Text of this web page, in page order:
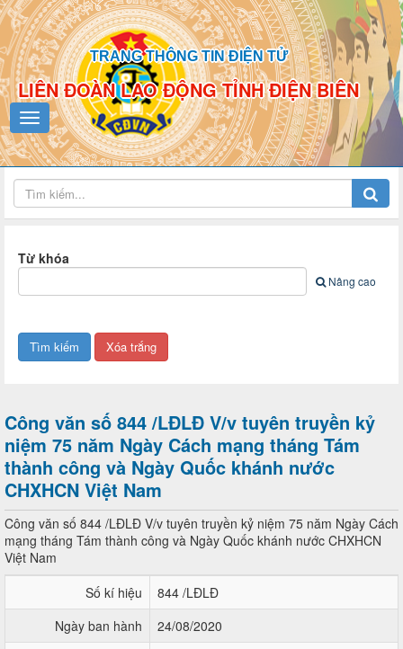
TRANG THÔNG TIN ĐIỆN TỬ
LIÊN ĐOÀN LAO ĐỘNG TỈNH ĐIỆN BIÊN
Từ khóa
Nâng cao
Công văn số 844 /LĐLĐ V/v tuyên truyền kỷ
niệm 75 năm Ngày Cách mạng tháng Tám
thành công và Ngày Quốc khánh nước
CHXHCN Việt Nam
Công văn số 844 /LĐLĐ V/v tuyên truyền kỷ niệm 75 năm Ngày Cách
mạng tháng Tám thành công và Ngày Quốc khánh nước CHXHCN
Việt Nam
Số kí hiệu
844 /LĐLĐ
Ngày ban hành
24/08/2020